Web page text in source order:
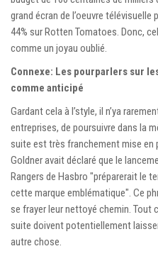
grand écran de l’oeuvre
44% sur Rotten Tomatoes. Donc,
comme un joyau oublié.
Connexe: Les pourparlers sur
comme anticipé
Gardant cela à l’style, il n’ya
entreprises, de poursuivre dans la
suite est très franchement mise en
Goldner avait déclaré que le
Rangers de Hasbro "préparerait le
cette marque emblématique". Ce
se frayer leur nettoyé chemin. Tout
suite doivent potentiellement
autre chose.